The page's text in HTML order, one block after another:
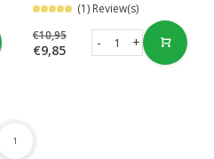
(1) Review(s)
€10,95
€9,85 +
-
1